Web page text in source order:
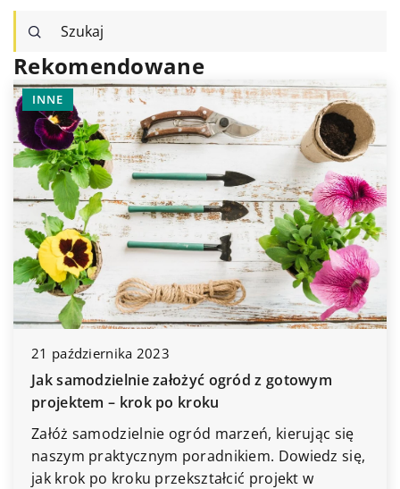
Rekomendowane
założyć ogród z gotowym
po kroku
ogród marzeń, kierując się
poradnikiem. Dowiedz się,
przekształcić projekt w
INNE
Jakie korzyści
zakupie
Odkryj, dlaczego
mieszkania